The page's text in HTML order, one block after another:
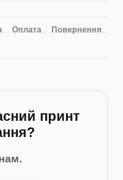
Оплата Повернення
принт